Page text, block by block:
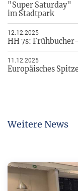
"Super Saturday"
im Stadtpark
12.12.2025
HH 7s:
11.12.2025
Europäisches
Weitere News